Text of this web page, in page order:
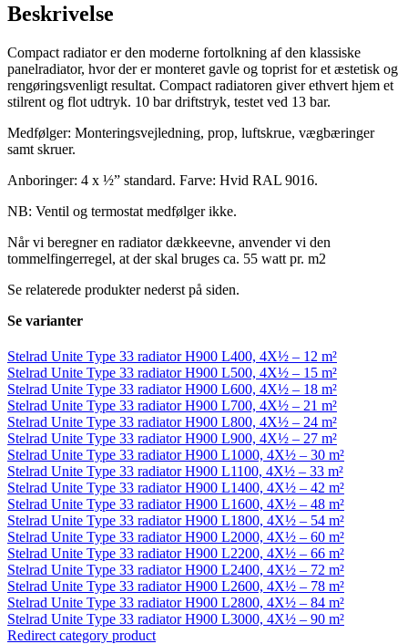
m²
antal
Beskrivelse
Compact radiator er den moderne fortolkning af den klassiske
panelradiator, hvor der er monteret gavle og toprist for et æstetisk og
rengøringsvenligt resultat. Compact radiatoren giver ethvert hjem et
stilrent og flot udtryk. 10 bar driftstryk, testet ved 13 bar.
Medfølger: Monteringsvejledning, prop, luftskrue, vægbæringer
samt skruer.
Anboringer: 4 x ½” standard. Farve: Hvid RAL 9016.
NB: Ventil og termostat medfølger ikke.
Når vi beregner en radiator dækkeevne, anvender vi den
tommelfingerregel, at der skal bruges ca. 55 watt pr. m2
Se relaterede produkter nederst på siden.
Se varianter
Stelrad Unite Type 33 radiator H900 L400, 4X½ – 12 m²
Stelrad Unite Type 33 radiator H900 L500, 4X½ – 15 m²
Stelrad Unite Type 33 radiator H900 L600, 4X½ – 18 m²
Stelrad Unite Type 33 radiator H900 L700, 4X½ – 21 m²
Stelrad Unite Type 33 radiator H900 L800, 4X½ – 24 m²
Stelrad Unite Type 33 radiator H900 L900, 4X½ – 27 m²
Stelrad Unite Type 33 radiator H900 L1000, 4X½ – 30 m²
Stelrad Unite Type 33 radiator H900 L1100, 4X½ – 33 m²
Stelrad Unite Type 33 radiator H900 L1400, 4X½ – 42 m²
Stelrad Unite Type 33 radiator H900 L1600, 4X½ – 48 m²
Stelrad Unite Type 33 radiator H900 L1800, 4X½ – 54 m²
Stelrad Unite Type 33 radiator H900 L2000, 4X½ – 60 m²
Stelrad Unite Type 33 radiator H900 L2200, 4X½ – 66 m²
Stelrad Unite Type 33 radiator H900 L2400, 4X½ – 72 m²
Stelrad Unite Type 33 radiator H900 L2600, 4X½ – 78 m²
Stelrad Unite Type 33 radiator H900 L2800, 4X½ – 84 m²
Stelrad Unite Type 33 radiator H900 L3000, 4X½ – 90 m²
Redirect category product